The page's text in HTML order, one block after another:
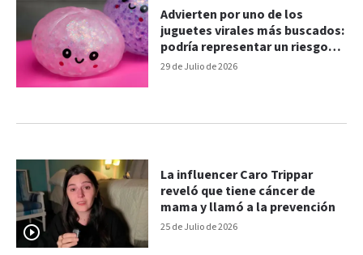
29 de Julio de 2026
Advierten por uno de los
juguetes virales más buscados:
podría representar un riesgo
para la salud
25 de Julio de 2026
La influencer Caro Trippar
reveló que tiene cáncer de
mama y llamó a la prevención